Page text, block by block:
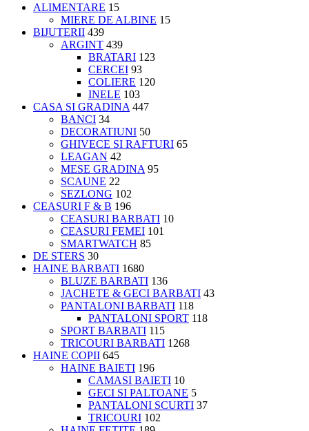
ALIMENTARE 15
MIERE DE ALBINE 15
BIJUTERII 439
ARGINT 439
BRATARI 123
CERCEI 93
COLIERE 120
INELE 103
CASA SI GRADINA 447
BANCI 34
DECORATIUNI 50
GHIVECE SI RAFTURI 65
LEAGAN 42
MESE GRADINA 95
SCAUNE 22
SEZLONG 102
CEASURI F & B 196
CEASURI BARBATI 10
CEASURI FEMEI 101
SMARTWATCH 85
DE STERS 30
HAINE BARBATI 1680
BLUZE BARBATI 136
JACHETE & GECI BARBATI 43
PANTALONI BARBATI 118
PANTALONI SPORT 118
SPORT BARBATI 115
TRICOURI BARBATI 1268
HAINE COPII 645
HAINE BAIETI 196
CAMASI BAIETI 10
GECI SI PALTOANE 5
PANTALONI SCURTI 37
TRICOURI 102